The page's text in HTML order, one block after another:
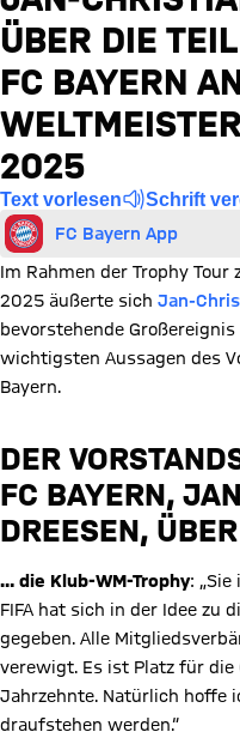
ÜBER DIE
FC BAYERN
2025
Text vorlesen Schrift
FC Bayern App
Im Rahmen der Trophy
2025 äußerte sich Jan-
bevorstehende
wichtigsten Aussagen des
Bayern.
DER
FC BAYERN,
DREESEN,
… die Klub-WM-Trophy:
FIFA hat sich in der Idee zu
gegeben. Alle
verewigt. Es ist Platz für die
Jahrzehnte. Natürlich hoffe
draufstehen werden.“